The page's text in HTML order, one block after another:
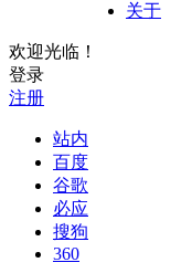
关于
欢迎光临！
登录
注册
站内
百度
谷歌
必应
搜狗
360